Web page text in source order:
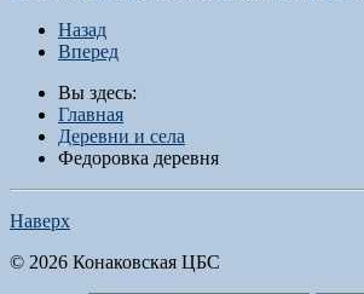
Назад
Вперед
Вы здесь:
Главная
Деревни и села
Федоровка деревня
Наверх
© 2026 Конаковская ЦБС